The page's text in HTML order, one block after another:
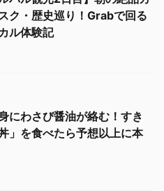
ク・歴史巡り！Grabで回る
ル体験記
にわさび醤油が絡む！すき
」を食べたら予想以上に本